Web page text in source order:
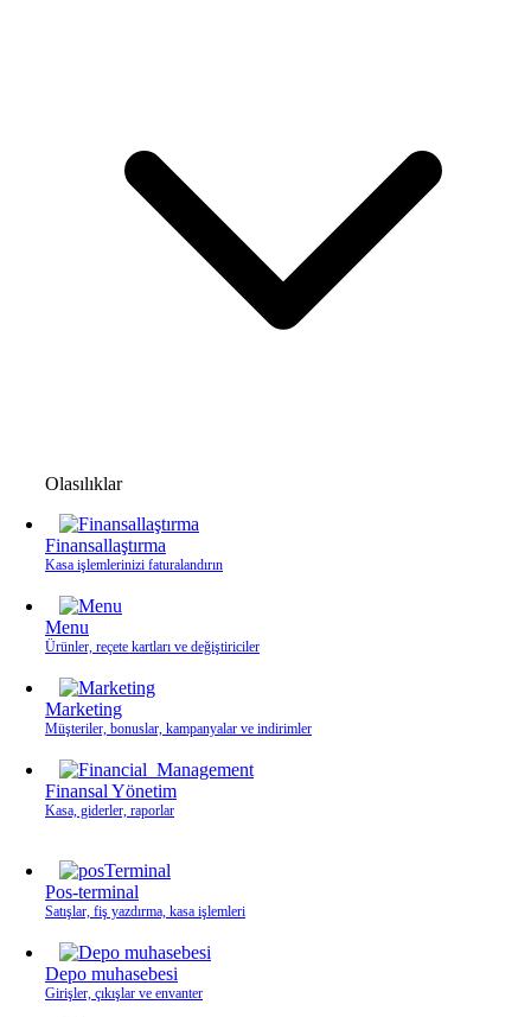
Olasılıklar
Finansallaştırma
Kasa işlemlerinizi faturalandırın
Menu
Ürünler, reçete kartları ve değiştiriciler
Marketing
Müşteriler, bonuslar, kampanyalar ve indirimler
Finansal Yönetim
Kasa, giderler, raporlar
Pos-terminal
Satışlar, fiş yazdırma, kasa işlemleri
Depo muhasebesi
Girişler, çıkışlar ve envanter